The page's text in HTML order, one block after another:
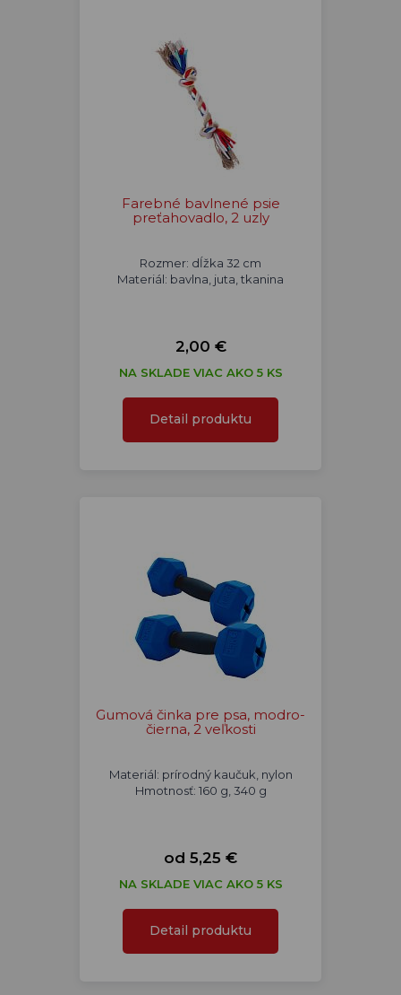
Farebné bavlnené psie
preťahovadlo, 2 uzly
Rozmer: dĺžka 32 cm
Materiál: bavlna, juta, tkanina
2,00 €
NA SKLADE VIAC AKO 5 KS
Detail produktu
Gumová činka pre psa, modro-
čierna, 2 veľkosti
Materiál: prírodný kaučuk, nylon
Hmotnosť: 160 g, 340 g
od 5,25 €
NA SKLADE VIAC AKO 5 KS
Detail produktu